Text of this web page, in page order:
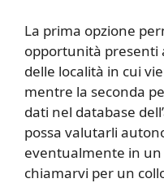
La prima opzione
opportunità presenti
delle località in cui
mentre la seconda
dati nel database
possa valutarli
eventualmente in
chiamarvi per un